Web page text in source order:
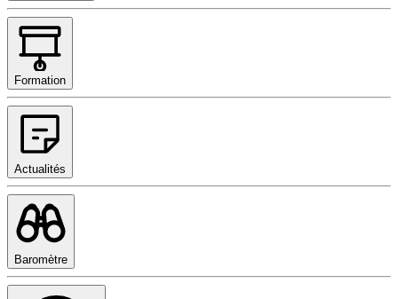
Formation
Actualités
Baromètre